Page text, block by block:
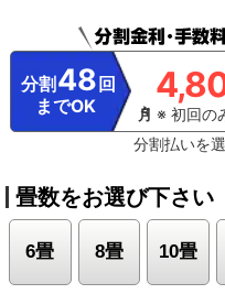
分割 48 回
までOK
※ 初回の
分割払いを
畳数をお選び下さい
6畳 8畳 10畳